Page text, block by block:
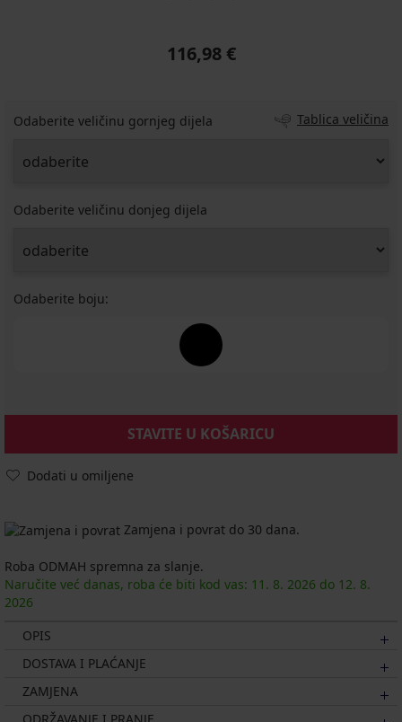
116,98 €
Odaberite veličinu gornjeg dijela Tablica veličina
Odaberite veličinu donjeg dijela
Odaberite boju:
STAVITE U KOŠARICU
Dodati u omiljene
Zamjena i povrat do 30 dana.
Roba ODMAH spremna za slanje.
Naručite već danas, roba će biti kod vas: 11. 8. 2026 do 12. 8.
2026
OPIS
DOSTAVA I PLAĆANJE
ZAMJENA